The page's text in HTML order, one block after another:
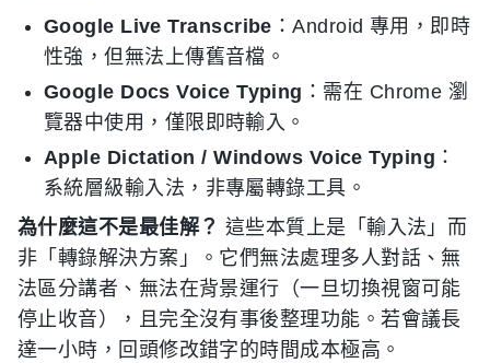
Google Live Transcribe ：Android 專用，即時
性強，但無法上傳舊音檔。
Google Docs Voice Typing ：需在 Chrome 瀏
覽器中使用，僅限即時輸入。
Apple Dictation / Windows Voice Typing ：
系統層級輸入法，非專屬轉錄工具。
為什麼這不是最佳解？ 這些本質上是「輸入法」而
非「轉錄解決方案」。它們無法處理多人對話、無
法區分講者、無法在背景運行（一旦切換視窗可能
停止收音），且完全沒有事後整理功能。若會議長
達一小時，回頭修改錯字的時間成本極高。